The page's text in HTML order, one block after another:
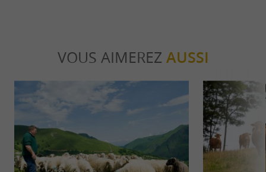
VOUS AIMEREZ AUSSI